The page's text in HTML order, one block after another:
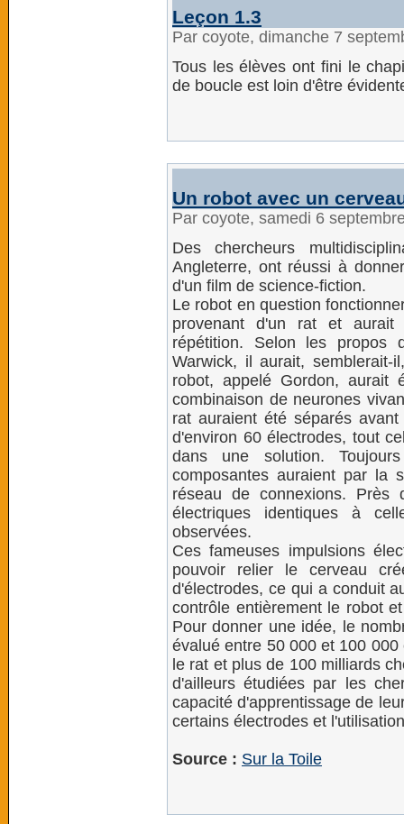
Leçon 1.3
Par coyote, dimanche 7
Tous les élèves ont fini le
de boucle est loin d'être
Un robot avec un
Par coyote, samedi 6
Des chercheurs
Angleterre, ont réussi à
d'un film de science-fiction.
Le robot en question
provenant d'un rat et aurait
répétition. Selon les propos
Warwick, il aurait,
robot, appelé Gordon,
combinaison de neurones
rat auraient été séparés
d'environ 60 électrodes, tout
dans une solution.
composantes auraient par la
réseau de connexions. Près
électriques identiques à
observées.
Ces fameuses impulsions
pouvoir relier le cerveau
d'électrodes, ce qui a conduit
contrôle entièrement le robot
Pour donner une idée, le
évalué entre 50 000 et 100
le rat et plus de 100 milliards
d'ailleurs étudiées par les
capacité d'apprentissage de
certains électrodes et
Source : Sur la Toile